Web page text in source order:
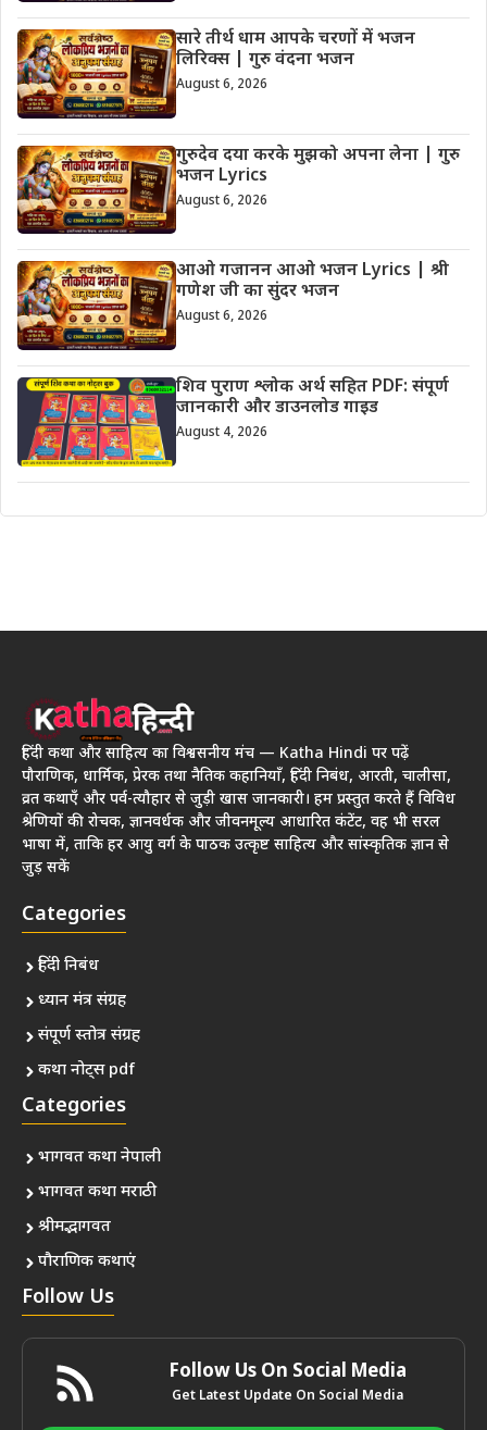
सारे तीर्थ धाम आपके चरणों में भजन
लिरिक्स | गुरु वंदना भजन
August 6, 2026
गुरुदेव दया करके मुझको अपना लेना | गुरु
भजन Lyrics
August 6, 2026
आओ गजानन आओ भजन Lyrics | श्री
गणेश जी का सुंदर भजन
August 6, 2026
शिव पुराण श्लोक अर्थ सहित PDF: संपूर्ण
जानकारी और डाउनलोड गाइड
August 4, 2026
हिंदी कथा और साहित्य का विश्वसनीय मंच — Katha Hindi पर पढ़ें
पौराणिक, धार्मिक, प्रेरक तथा नैतिक कहानियाँ, हिंदी निबंध, आरती, चालीसा,
व्रत कथाएँ और पर्व-त्यौहार से जुड़ी खास जानकारी। हम प्रस्तुत करते हैं विविध
श्रेणियों की रोचक, ज्ञानवर्धक और जीवनमूल्य आधारित कंटेंट, वह भी सरल
भाषा में, ताकि हर आयु वर्ग के पाठक उत्कृष्ट साहित्य और सांस्कृतिक ज्ञान से
जुड़ सकें
Categories
हिंदी निबंध
ध्यान मंत्र संग्रह
संपूर्ण स्तोत्र संग्रह
कथा नोट्स pdf
Categories
भागवत कथा नेपाली
भागवत कथा मराठी
श्रीमद्भागवत
पौराणिक कथाएं
Follow Us
Follow Us On Social Media
Get Latest Update On Social Media